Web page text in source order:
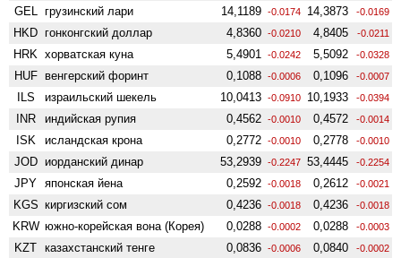
GEL грузинский лари 14,1189 -0.0174 14,3873 -0.0169
HKD гонконгский доллар 4,8360 -0.0210 4,8405 -0.0211
HRK хорватская куна 5,4901 -0.0242 5,5092 -0.0328
HUF венгерский форинт 0,1088 -0.0006 0,1096 -0.0007
ILS израильский шекель 10,0413 -0.0910 10,1933 -0.0394
INR индийская рупия 0,4562 -0.0010 0,4572 -0.0014
ISK исландская крона 0,2772 -0.0010 0,2778 -0.0010
JOD иорданский динар 53,2939 -0.2247 53,4445 -0.2254
JPY японская йена 0,2592 -0.0018 0,2612 -0.0021
KGS киргизский сом 0,4236 -0.0018 0,4236 -0.0018
KRW южно-корейская вона (Корея) 0,0288 -0.0002 0,0288 -0.0003
KZT казахстанский тенге 0,0836 -0.0006 0,0840 -0.0002